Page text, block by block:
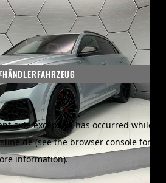
HÄNDLERFAHRZEUG